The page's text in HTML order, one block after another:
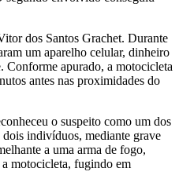
dos Santos Grachet. Durante
um aparelho celular, dinheiro
Conforme apurado, a motocicleta
antes nas proximidades do
o suspeito como um dos
indivíduos, mediante grave
a uma arma de fogo,
motocicleta, fugindo em